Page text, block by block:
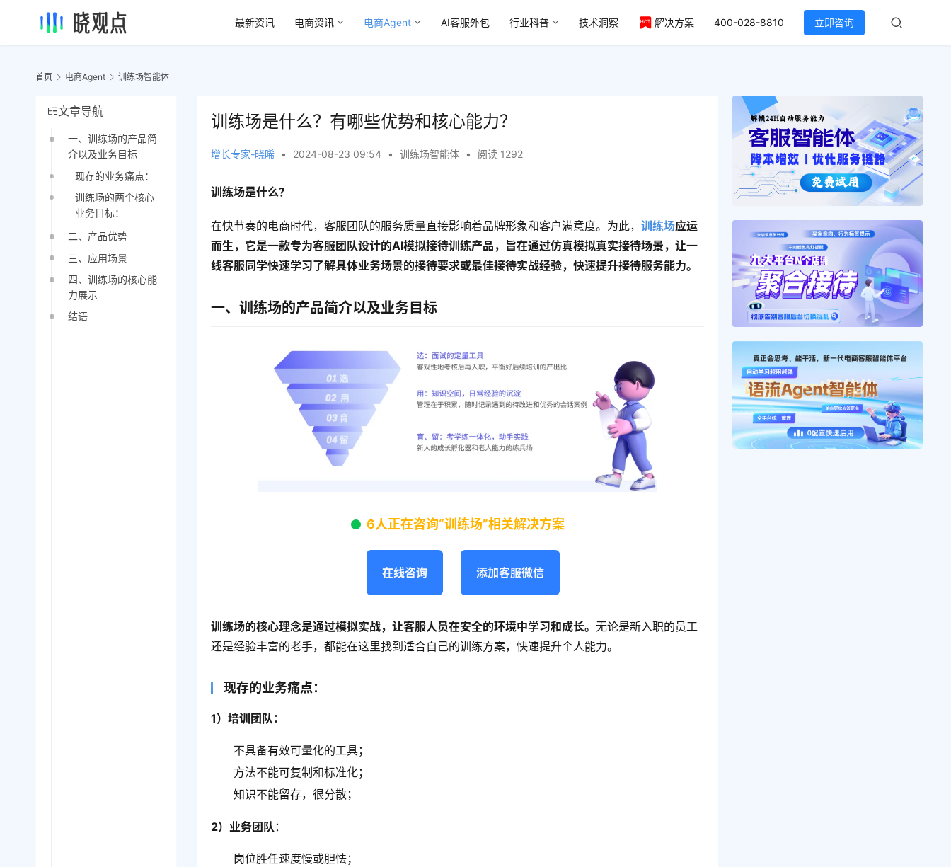
最新资讯 电商资讯 电商Agent AI客服外包 行业科普 技术洞察 解决方案 400-028-8810 立即咨询
首页 电商Agent 训练场智能体
文章导航
一、训练场的产品简
介以及业务目标
现存的业务痛点：
训练场的两个核心
业务目标：
二、产品优势
三、应用场景
四、训练场的核心能
力展示
结语
训练场是什么？有哪些优势和核心能力？
增长专家-晓晞 • 2024-08-23 09:54 • 训练场智能体 • 阅读 1292
训练场是什么？
在快节奏的电商时代，客服团队的服务质量直接影响着品牌形象和客户满意度。为此，训练场应运
而生，它是一款专为客服团队设计的AI模拟接待训练产品，旨在通过仿真模拟真实接待场景，让一
线客服同学快速学习了解具体业务场景的接待要求或最佳接待实战经验，快速提升接待服务能力。
一、训练场的产品简介以及业务目标
6人正在咨询“训练场”相关解决方案
在线咨询 添加客服微信
训练场的核心理念是通过模拟实战，让客服人员在安全的环境中学习和成长。无论是新入职的员工
还是经验丰富的老手，都能在这里找到适合自己的训练方案，快速提升个人能力。
现存的业务痛点：
1）培训团队：
不具备有效可量化的工具；
方法不能可复制和标准化；
知识不能留存，很分散；
2）业务团队 ：
岗位胜任速度慢或胆怯；